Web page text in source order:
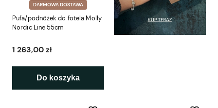
DARMOWA DOSTAWA
Pufa/podnóżek do fotela Molly
Nordic Line 55cm
1 263,00 zł
Do koszyka